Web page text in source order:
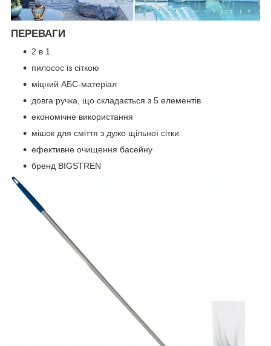
ПЕРЕВАГИ
2 в 1
пилосос із сіткою
міцний АБС-матеріал
довга ручка, що складається з 5 елементів
економічне використання
мішок для сміття з дуже щільної сітки
ефективне очищення басейну
бренд BIGSTREN